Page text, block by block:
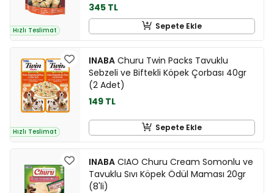
Hızlı Teslimat
345 TL
Sepete Ekle
Hızlı Teslimat
INABA Churu Twin Packs Tavuklu
Sebzeli ve Biftekli Köpek Çorbası 40gr
(2 Adet)
149 TL
Sepete Ekle
INABA CIAO Churu Cream Somonlu ve
Tavuklu Sıvı Köpek Ödül Maması 20gr
(8'li)